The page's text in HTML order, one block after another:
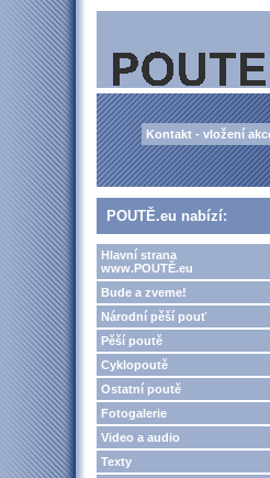
Kontakt - vložení
POUTĚ.eu nabízí:
Hlavní strana
www.POUTĚ.eu
Bude a zveme!
Národní pěší pouť
Pěší poutě
Cyklopoutě
Ostatní poutě
Fotogalerie
Video a audio
Texty